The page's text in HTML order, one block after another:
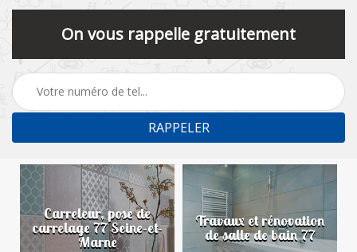
On vous rappelle gratuitement
Carreleur, pose de
carrelage 77 Seine-et-
Marne
Travaux et rénovation
de salle de bain 77